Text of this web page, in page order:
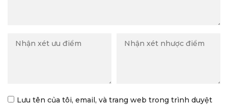
Lưu tên của tôi, email, và trang web trong trình duyệt